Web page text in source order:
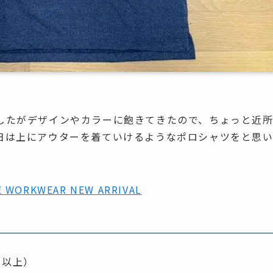
がデザインやカラーに飽きてきたので、ちょっと近所
上にアウターを着ていけるようなポロシャツをと思い
NEW ARRIVAL
上）